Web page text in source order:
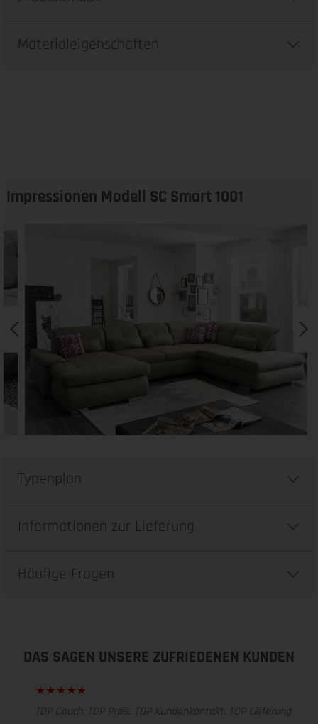
Materialeigenschaften
Impressionen Modell SC Smart 1001
Typenplan
Informationen zur Lieferung
Häufige Fragen
DAS SAGEN UNSERE ZUFRIEDENEN KUNDEN
TOP Couch. TOP Preis. TOP Kundenkontakt. TOP Lieferung